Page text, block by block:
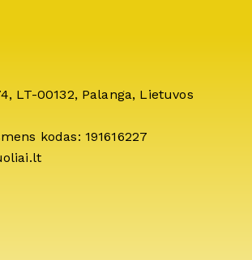
LT-00132, Palanga, Lietuvos
kodas: 191616227